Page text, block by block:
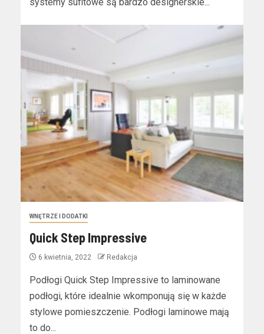
WNĘTRZE I DODATKI
Quick Step Impressive
6 kwietnia, 2022 Redakcja
Podłogi Quick Step Impressive to laminowane
podłogi, które idealnie wkomponują się w każde
stylowe pomieszczenie. Podłogi laminowe mają
to do...